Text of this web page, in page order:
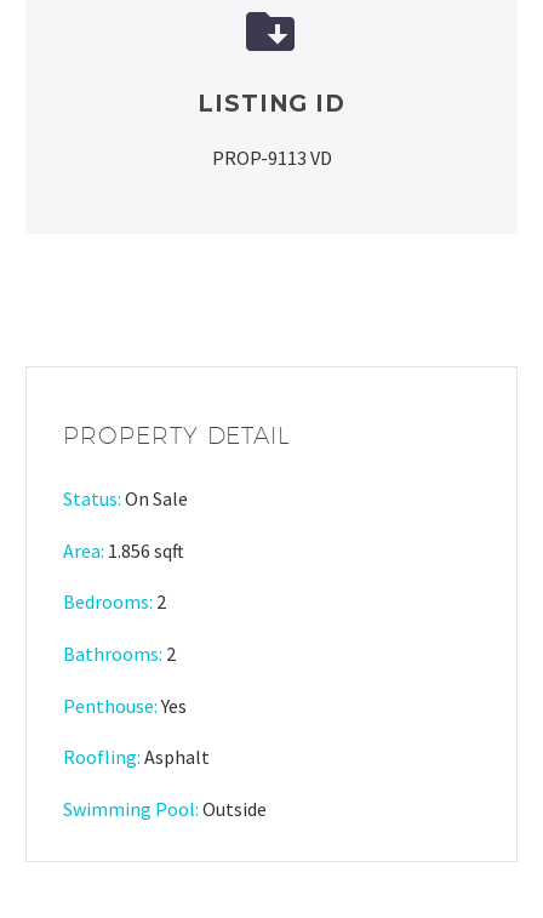


LISTING ID
PROP-9113 VD
PROPERTY DETAIL
Status: On Sale
Area: 1.856 sqft
Bedrooms: 2
Bathrooms: 2
Penthouse:Yes
Roofling: Asphalt
Swimming Pool: Outside